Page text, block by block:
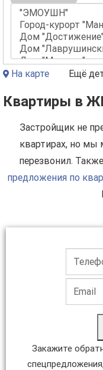
На карте Ещё
Квартиры в
Застройщик не
квартирах, но
перезвонил.
предложения по
Закажите